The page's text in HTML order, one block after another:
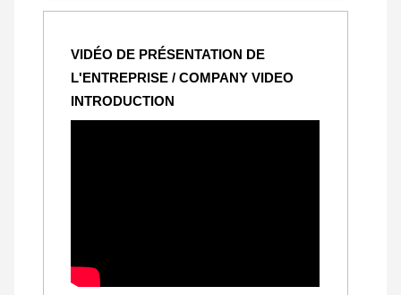
VIDÉO DE PRÉSENTATION DE
L'ENTREPRISE / COMPANY VIDEO
INTRODUCTION